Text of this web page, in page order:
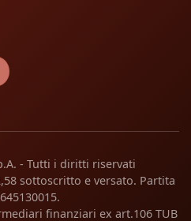
- Tutti i diritti riservati
sottoscritto e versato. Partita
finanziari ex art.106 TUB